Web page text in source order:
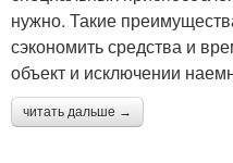
нужно. Такие
сэкономить средства и
объект и исключении
читать дальше →